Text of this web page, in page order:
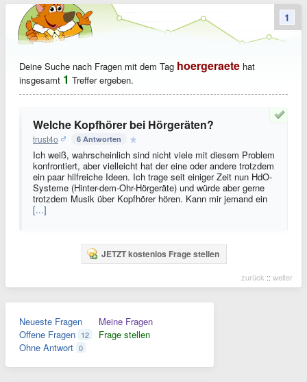
Deine Suche nach Fragen mit dem Tag hoergeraete hat
insgesamt 1 Treffer ergeben.
Welche Kopfhörer bei Hörgeräten?
trust4o 6 Antworten
Ich weiß, wahrscheinlich sind nicht viele mit diesem Problem
konfrontiert, aber vielleicht hat der eine oder andere trotzdem
ein paar hilfreiche Ideen. Ich trage seit einiger Zeit nun HdO-
Systeme (Hinter-dem-Ohr-Hörgeräte) und würde aber gerne
trotzdem Musik über Kopfhörer hören. Kann mir jemand ein
[...]
JETZT kostenlos Frage stellen
zurück :: weiter
1
Neueste Fragen
Offene Fragen 12
Ohne Antwort 0
Meine Fragen
Frage stellen